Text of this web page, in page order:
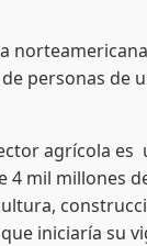
personas de
agrícola
4 mil millones
iniciaría su